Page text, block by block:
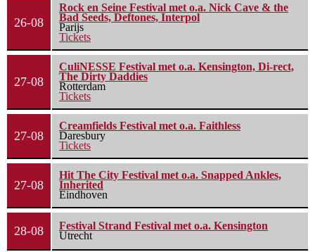
26-08
Rock en Seine Festival met o.a. Nick Cave & the
Bad Seeds, Deftones, Interpol
Parijs
Tickets
27-08
CuliNESSE Festival met o.a. Kensington, Di-rect,
The Dirty Daddies
Rotterdam
Tickets
27-08
Creamfields Festival met o.a. Faithless
Daresbury
Tickets
27-08
Hit The City Festival met o.a. Snapped Ankles,
Inherited
Eindhoven
28-08
Festival Strand Festival met o.a. Kensington
Utrecht